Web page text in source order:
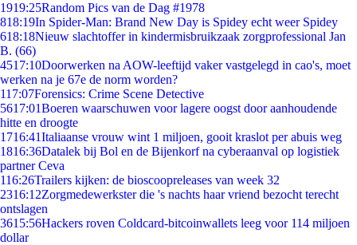
1919:25Random Pics van de Dag #1978
818:19In Spider-Man: Brand New Day is Spidey echt weer Spidey
618:18Nieuw slachtoffer in kindermisbruikzaak zorgprofessional Jan
B. (66)
4517:10Doorwerken na AOW-leeftijd vaker vastgelegd in cao's, moet
werken na je 67e de norm worden?
117:07Forensics: Crime Scene Detective
5617:01Boeren waarschuwen voor lagere oogst door aanhoudende
hitte en droogte
1716:41Italiaanse vrouw wint 1 miljoen, gooit kraslot per abuis weg
1816:36Datalek bij Bol en de Bijenkorf na cyberaanval op logistiek
partner Ceva
116:26Trailers kijken: de bioscoopreleases van week 32
2316:12Zorgmedewerkster die 's nachts haar vriend bezocht terecht
ontslagen
3615:56Hackers roven Coldcard-bitcoinwallets leeg voor 114 miljoen
dollar